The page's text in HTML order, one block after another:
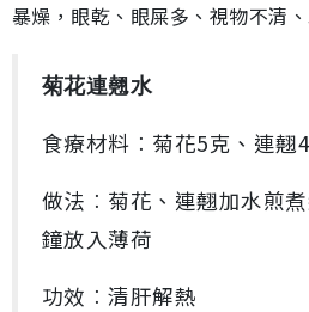
暴燥，眼乾、眼屎多、視物不清
菊花連翹水
食療材料︰菊花5克、連翹
做法︰菊花、連翹加水煎
鐘放入薄荷
功效︰清肝解熱